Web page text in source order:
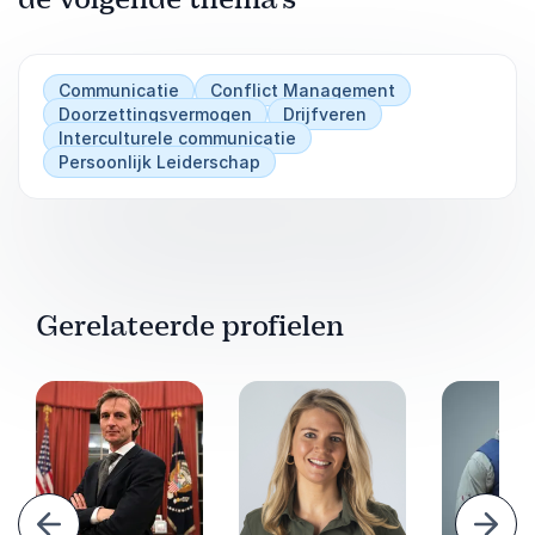
Communicatie
Conflict Management
Doorzettingsvermogen
Drijfveren
Interculturele communicatie
Persoonlijk Leiderschap
Gerelateerde profielen